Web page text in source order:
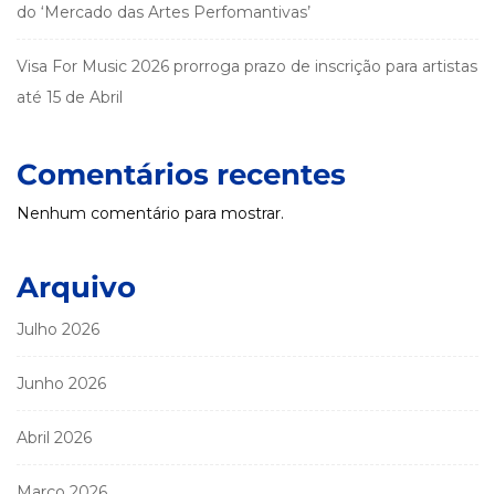
do ‘Mercado das Artes Perfomantivas’
Visa For Music 2026 prorroga prazo de inscrição para artistas
até 15 de Abril
Comentários recentes
Nenhum comentário para mostrar.
Arquivo
Julho 2026
Junho 2026
Abril 2026